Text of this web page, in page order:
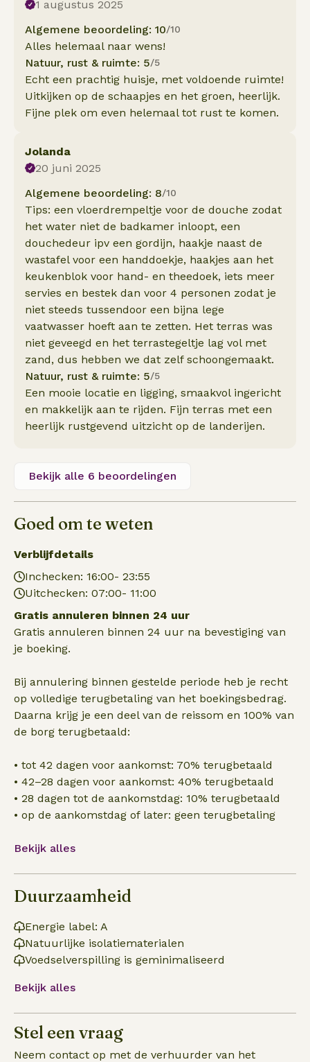
1 augustus 2025
Algemene beoordeling: 10/10
Alles helemaal naar wens!
Natuur, rust & ruimte: 5/5
Echt een prachtig huisje, met voldoende ruimte!
Uitkijken op de schaapjes en het groen, heerlijk.
Fijne plek om even helemaal tot rust te komen.
Jolanda
20 juni 2025
Algemene beoordeling: 8/10
Tips: een vloerdrempeltje voor de douche zodat
het water niet de badkamer inloopt, een
douchedeur ipv een gordijn, haakje naast de
wastafel voor een handdoekje, haakjes aan het
keukenblok voor hand- en theedoek, iets meer
servies en bestek dan voor 4 personen zodat je
niet steeds tussendoor een bijna lege
vaatwasser hoeft aan te zetten. Het terras was
niet geveegd en het terrastegeltje lag vol met
zand, dus hebben we dat zelf schoongemaakt.
Natuur, rust & ruimte: 5/5
Een mooie locatie en ligging, smaakvol ingericht
en makkelijk aan te rijden. Fijn terras met een
heerlijk rustgevend uitzicht op de landerijen.
Bekijk alle 6 beoordelingen
Goed om te weten
Verblijfdetails
Inchecken: 16:00- 23:55
Uitchecken: 07:00- 11:00
Gratis annuleren binnen 24 uur
Gratis annuleren binnen 24 uur na bevestiging van
je boeking.
Bij annulering binnen gestelde periode heb je recht
op volledige terugbetaling van het boekingsbedrag.
Daarna krijg je een deel van de reissom en 100% van
de borg terugbetaald:
• tot 42 dagen voor aankomst: 70% terugbetaald
• 42–28 dagen voor aankomst: 40% terugbetaald
• 28 dagen tot de aankomstdag: 10% terugbetaald
• op de aankomstdag of later: geen terugbetaling
Bekijk alles
Duurzaamheid
Energie label: A
Natuurlijke isolatiematerialen
Voedselverspilling is geminimaliseerd
Bekijk alles
Stel een vraag
Neem contact op met de verhuurder van het